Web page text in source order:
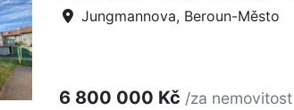
Jungmannova, Beroun-Město
6 800 000 Kč /za nemovitost